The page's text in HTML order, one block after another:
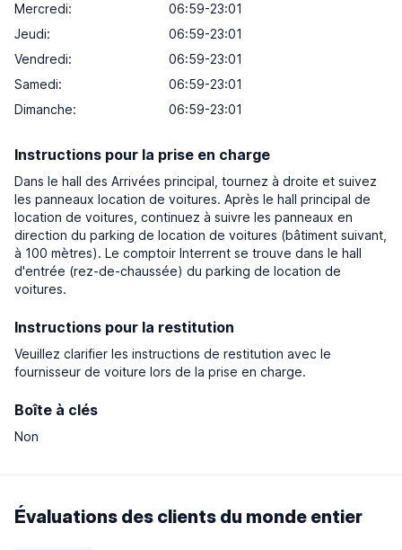
Mercredi:
06:59-23:01
Jeudi:
06:59-23:01
Vendredi:
06:59-23:01
Samedi:
06:59-23:01
Dimanche: 06:59-23:01
Instructions pour la prise en charge
Dans le hall des Arrivées principal, tournez à droite et suivez
les panneaux location de voitures. Après le hall principal de
location de voitures, continuez à suivre les panneaux en
direction du parking de location de voitures (bâtiment suivant,
à 100 mètres). Le comptoir Interrent se trouve dans le hall
d'entrée (rez-de-chaussée) du parking de location de
voitures.
Instructions pour la restitution
Veuillez clarifier les instructions de restitution avec le
fournisseur de voiture lors de la prise en charge.
Boîte à clés
Non
Évaluations des clients du monde entier